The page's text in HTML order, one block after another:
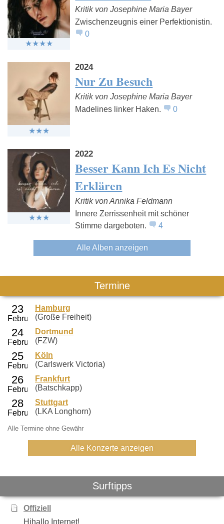
Kritik von Josephine Maria Bayer
Zwischenzeugnis einer Perfektionistin.
0
2024
Nur Zu Besuch
Kritik von Josephine Maria Bayer
Madelines linker Haken.
0
2022
Besser Kann Ich Es Nicht
Erklären
Kritik von Annika Feldmann
Innere Zerrissenheit mit schöner
Stimme dargeboten.
4
Alle Alben anzeigen
Termine
Hamburg
(Große Freiheit)
Dortmund
(FZW)
Köln
(Carlswerk Victoria)
Frankfurt
(Batschkapp)
Stuttgart
(LKA Longhorn)
Alle Termine ohne Gewähr
Alle Konzerte anzeigen
Surftipps
Offiziell
Hihallo Internet!